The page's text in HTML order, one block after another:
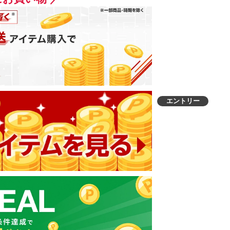
エントリー